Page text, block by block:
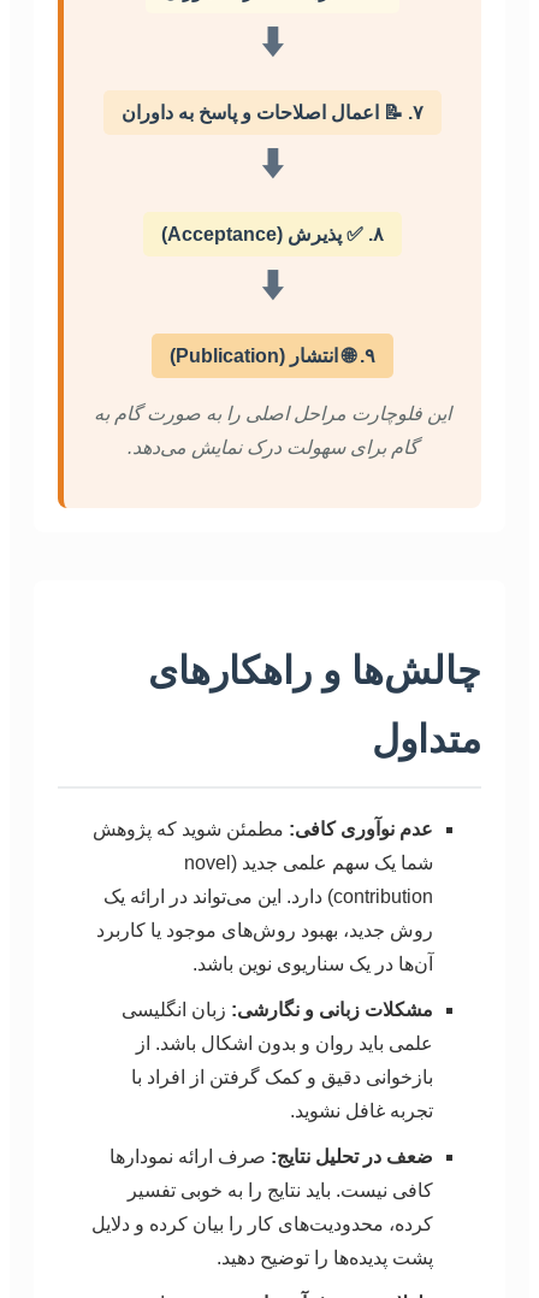
⬇️
۷. 📝 اعمال اصلاحات و پاسخ به داوران
⬇️
۸. ✅ پذیرش (Acceptance)
⬇️
۹. 🌐 انتشار (Publication)
این فلوچارت مراحل اصلی را به صورت گام به
گام برای سهولت درک نمایش می‌دهد.
چالش‌ها و راهکارهای
متداول
عدم نوآوری کافی: مطمئن شوید که پژوهش
شما یک سهم علمی جدید (novel
contribution) دارد. این می‌تواند در ارائه یک
روش جدید، بهبود روش‌های موجود یا کاربرد
آن‌ها در یک سناریوی نوین باشد.
مشکلات زبانی و نگارشی: زبان انگلیسی
علمی باید روان و بدون اشکال باشد. از
بازخوانی دقیق و کمک گرفتن از افراد با
تجربه غافل نشوید.
ضعف در تحلیل نتایج: صرف ارائه نمودارها
کافی نیست. باید نتایج را به خوبی تفسیر
کرده، محدودیت‌های کار را بیان کرده و دلایل
پشت پدیده‌ها را توضیح دهید.